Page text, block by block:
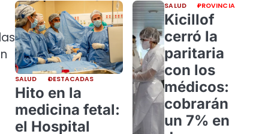
SALUD DESTACADAS
Hito en la
medicina fetal:
el Hospital
SALUD PROVINCIA
Kicillof
cerró la
paritaria
con los
médicos:
cobrarán
un 7% en